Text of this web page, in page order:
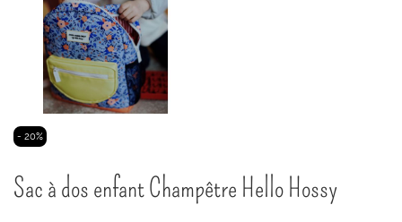
Passer
de
- 20%
Sac à dos enfant Champêtre Hello Hossy